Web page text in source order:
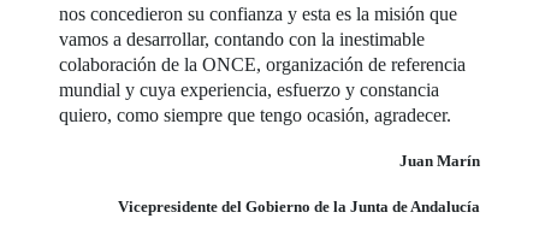
nos concedieron su confianza y esta es la misión que
vamos a desarrollar, contando con la inestimable
colaboración de la ONCE, organización de referencia
mundial y cuya experiencia, esfuerzo y constancia
quiero, como siempre que tengo ocasión, agradecer.
Juan Marín
Vicepresidente del Gobierno de la Junta de Andalucía